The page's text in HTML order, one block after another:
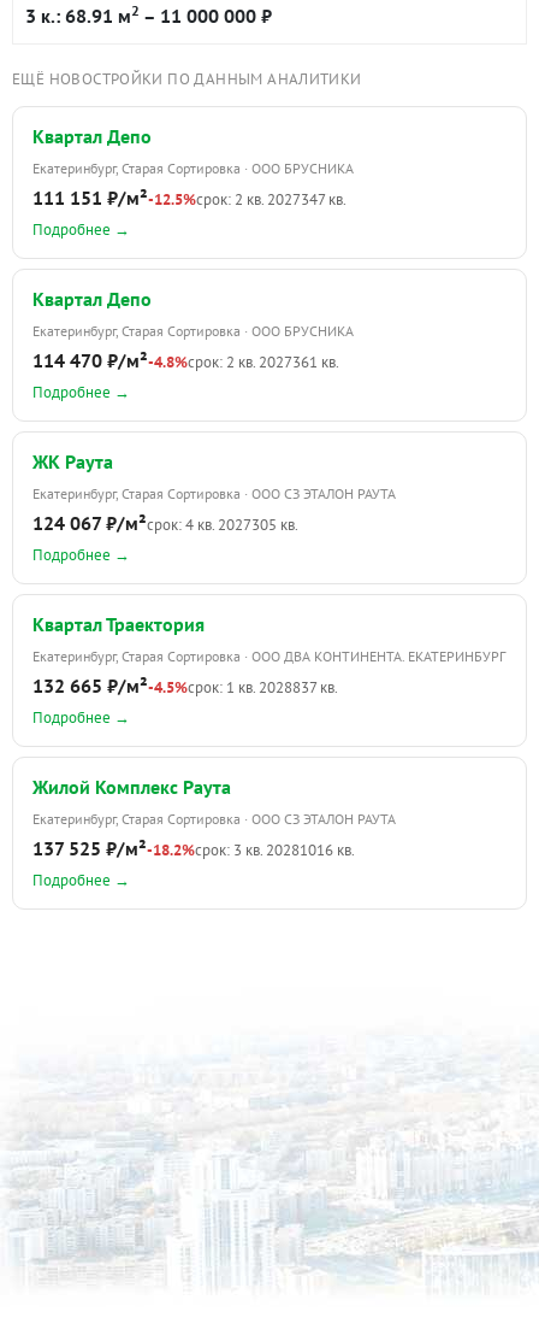
3 к.: 68.91 м2 – 11 000 000 ₽
ЕЩЁ НОВОСТРОЙКИ ПО ДАННЫМ АНАЛИТИКИ
Квартал Депо
Екатеринбург, Старая Сортировка · ООО БРУСНИКА
111 151 ₽/м²-12.5%срок: 2 кв. 2027347 кв.
Подробнее →
Квартал Депо
Екатеринбург, Старая Сортировка · ООО БРУСНИКА
114 470 ₽/м²-4.8%срок: 2 кв. 2027361 кв.
Подробнее →
ЖК Раута
Екатеринбург, Старая Сортировка · ООО СЗ ЭТАЛОН РАУТА
124 067 ₽/м²срок: 4 кв. 2027305 кв.
Подробнее →
Квартал Траектория
Екатеринбург, Старая Сортировка · ООО ДВА КОНТИНЕНТА. ЕКАТЕРИНБУРГ
132 665 ₽/м²-4.5%срок: 1 кв. 2028837 кв.
Подробнее →
Жилой Комплекс Раута
Екатеринбург, Старая Сортировка · ООО СЗ ЭТАЛОН РАУТА
137 525 ₽/м²-18.2%срок: 3 кв. 20281016 кв.
Подробнее →